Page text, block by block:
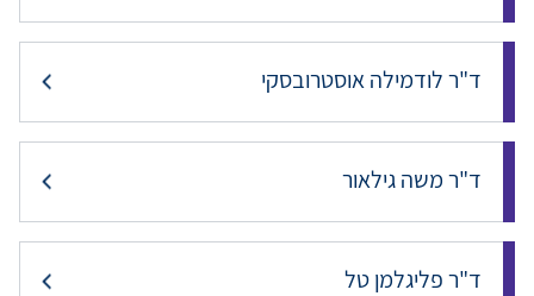
ד"ר לודמילה אוסטרובסקי
ד"ר משה גילאור
ד"ר פליגלמן טל